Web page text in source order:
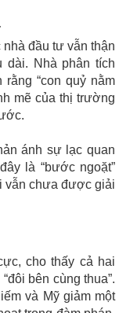
đầu tư vẫn thận
dài. Nhà phân tích
“con quỷ nằm
mẽ của thị trường
ánh sự lạc quan
là “bước ngoặt”
vẫn chưa được giải
cho thấy cả hai
bên cùng thua”.
và Mỹ giảm một